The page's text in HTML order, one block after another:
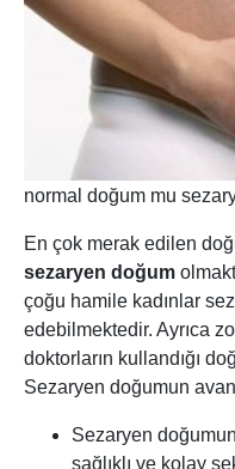
normal doğum mu
En çok merak edilen
sezaryen doğum
çoğu hamile kadınlar
edebilmektedir. Ayrıca
doktorların kullandığı
Sezaryen doğumun
Sezaryen
sağlıklı ve kolay